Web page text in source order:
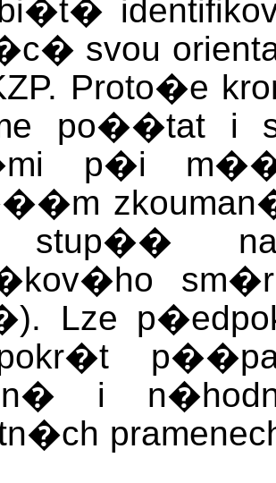
svou
Proto�e
po��tat i
p�i
stup��
Lze
i